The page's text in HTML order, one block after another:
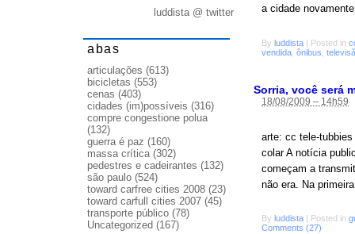
a cidade
By luddista | Posted in
vendida ônibus
Sorria, você será
18/08/2009 – 14h59
arte: cc tele-
colar A notícia
começam a
não era. Na
By luddista Posted in
Comments (27)
luddista @ twitter
abas
articulações (613)
bicicletas (553)
cenas (403)
cidades (im)possíveis (316)
compre congestione polua
(132)
guerra é paz (160)
massa crítica(302)
pedestres e cadeirantes (132)
são paulo (524)
toward carfree cities 2008 (23)
toward carfull cities 2007 (45)
transporte público (78)
Uncategorized (167)